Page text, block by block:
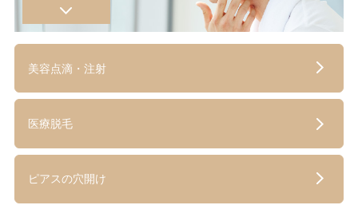
美容点滴・注射
医療脱毛
ピアスの穴開け